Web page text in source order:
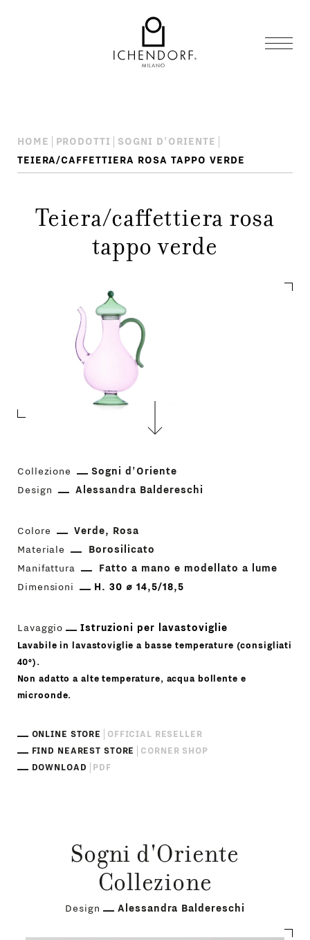
HOME PRODOTTI
SOGNI D'ORIENTE
TEIERA/CAFFETTIERA ROSA TAPPO VERDE
Teiera/caffettiera rosa
tappo verde
Collezione
Sogni d'Oriente
Design
Alessandra Baldereschi
Colore Verde
Rosa
Materiale
Borosilicato
Manifattura
Fatto a mano e modellato a lume
Dimensioni
H. 30 ⌀ 14,5/18,5
Lavaggio Istruzioni per lavastoviglie
Lavabile in lavastoviglie a basse temperature (consigliati
40°).
Non adatto a alte temperature, acqua bollente e
microonde.
ONLINE STORE
OFFICIAL RESELLER
FIND NEAREST STORE
CORNER SHOP
DOWNLOAD
PDF
Sogni d'Oriente
Collezione
Design Alessandra Baldereschi